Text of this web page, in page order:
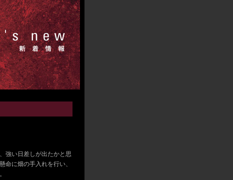
強い日差しが出たかと思
命に畑の手入れを行い、